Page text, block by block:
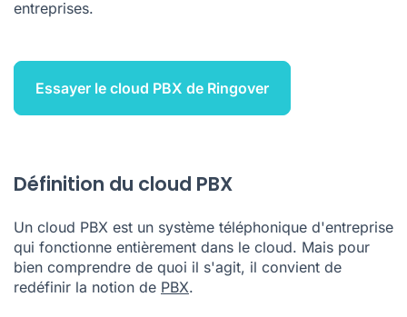
entreprises.
Essayer le cloud PBX de Ringover
Définition du cloud PBX
Un cloud PBX est un système téléphonique d'entreprise
qui fonctionne entièrement dans le cloud. Mais pour
bien comprendre de quoi il s'agit, il convient de
redéfinir la notion de PBX.